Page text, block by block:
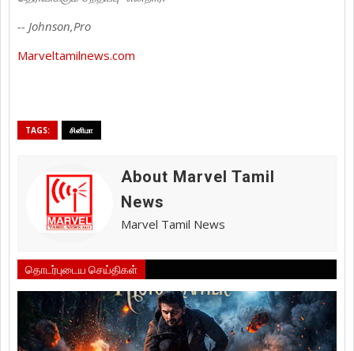
-- Johnson,Pro
Marveltamilnews.com
TAGS: சினிமா
About Marvel Tamil
News
Marvel Tamil News
தொடர்புடைய செய்திகள்